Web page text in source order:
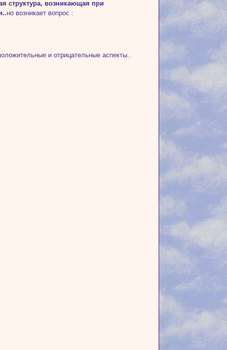
структура, возникающая при
но возникает вопрос :
и отрицательные аспекты..